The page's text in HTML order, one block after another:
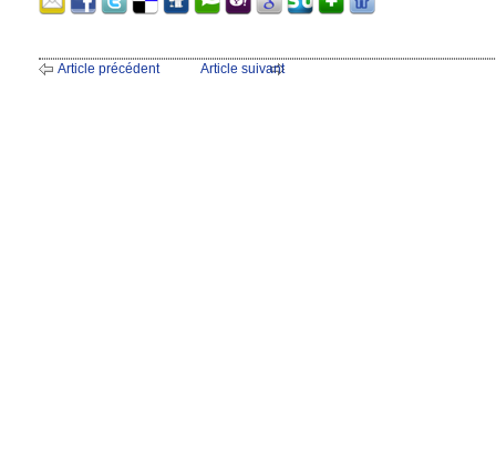
Article précédent Article suivant